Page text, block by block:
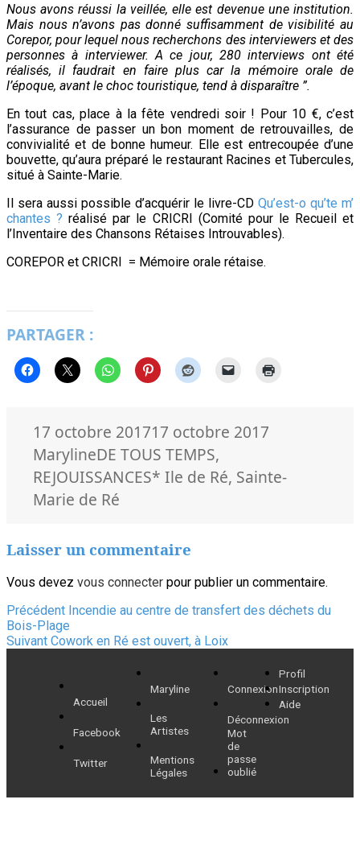
Nous avons réussi la veillée, elle est devenue une institution.
Mais nous n’avons pas donné suffisamment de visibilité au
Corepor, pour lequel nous recherchons des interviewers et des
personnes à interviewer. A ce jour, 280 interviews ont été
réalisés, il faudrait en faire plus car la mémoire orale de
l’époque, avant le choc touristique, tend à disparaître ”.
En tout cas, place à la fête vendredi soir ! Pour 10 €, c’est
l’assurance de passer un bon moment de retrouvailles, de
convivialité et de bonne humeur. Elle est entrecoupée d’une
bouvette, qu’aura préparé le restaurant Racines et Tubercules,
situé à Sainte-Marie.
Il sera aussi possible d’acquérir le livre-CD Qu’est-o qu’te m’
chantes ? réalisé par le CRICRI (Comité pour le Recueil et
l’Inventaire des Chansons Rétaises Introuvables).
COREPOR et CRICRI = Mémoire orale rétaise.
PARTAGER :
Publié
le
17 octobre 201717 octobre 2017
MarylineCatégories
DE TOUS TEMPS,
REJOUISSANCESMots-
* Ile de Ré, Sainte-
Marie de Ré
Laisser un commentaire
Vous devez vous connecter pour publier un commentaire.
Navigation
de
Précédent Article
précédent :
Incendie au centre de transfert des déchets du
Bois-Plage
Suivant Article
Cowork en Ré est ouvert, à Loix
Accueil
Facebook
Twitter
Maryline
Les
Artistes
Mentions
Légales
Connexion
Déconnexion
Mot
de
passe
oublié
Profil
Inscription
Aide